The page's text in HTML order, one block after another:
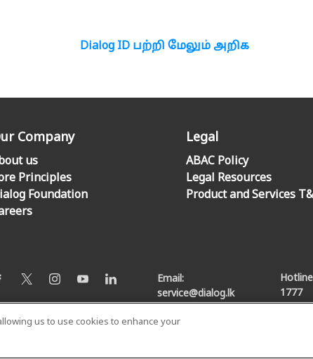
Dialog ID பற்றி மேலும் அறிக
Company
us
Principles
Foundation
Legal
ABAC Policy
Legal Resources
Product and Services
Email:
service@dialog.lk
1777
© Dialog Axiata PLC. All Rights Reserved
us to use cookies to enhance your